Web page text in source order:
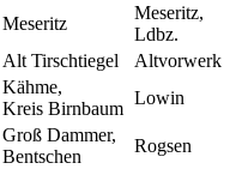
Meseritz
Meseritz,
Ldbz.
Alt Tirschtiegel
Altvorwerk
Kähme,
Kreis Birnbaum
Lowin
Groß Dammer,
Bentschen
Rogsen